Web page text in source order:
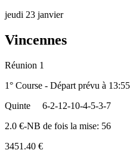
jeudi 23 janvier
Vincennes
Réunion 1
1° Course - Départ prévu à 13:55
Quinte
6-2-12-10-4-5-3-7
2.0 €-NB de fois la mise: 56
3451.40 €